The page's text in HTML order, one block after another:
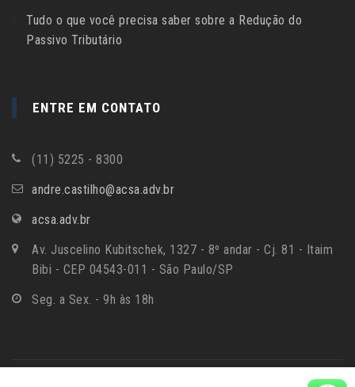
Tudo o que você precisa saber sobre a Redução do
Passivo Tributário
ENTRE EM CONTATO
(11) 5225 - 8300
andre.castilho@acsa.adv.br
acsa.adv.br
Av. Juscelino Kubitschek, 1327 - 8º andar - Cj. 81 - Itaim
Bibi - CEP 04543-011 - São Paulo/SP
Seg. a Sex. - 9h às 18h